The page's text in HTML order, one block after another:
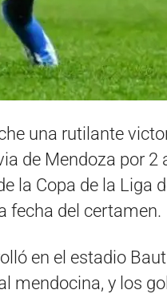
una rutilante
de Mendoza por 2
la Copa de la Liga
fecha del certamen.
en el estadio
mendocina, y los